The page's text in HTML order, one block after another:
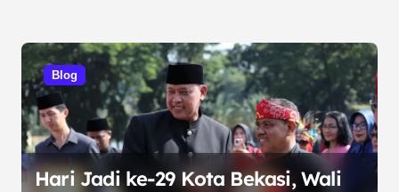
Blog
Hari Jadi ke-29 Kota Bekasi, Wali